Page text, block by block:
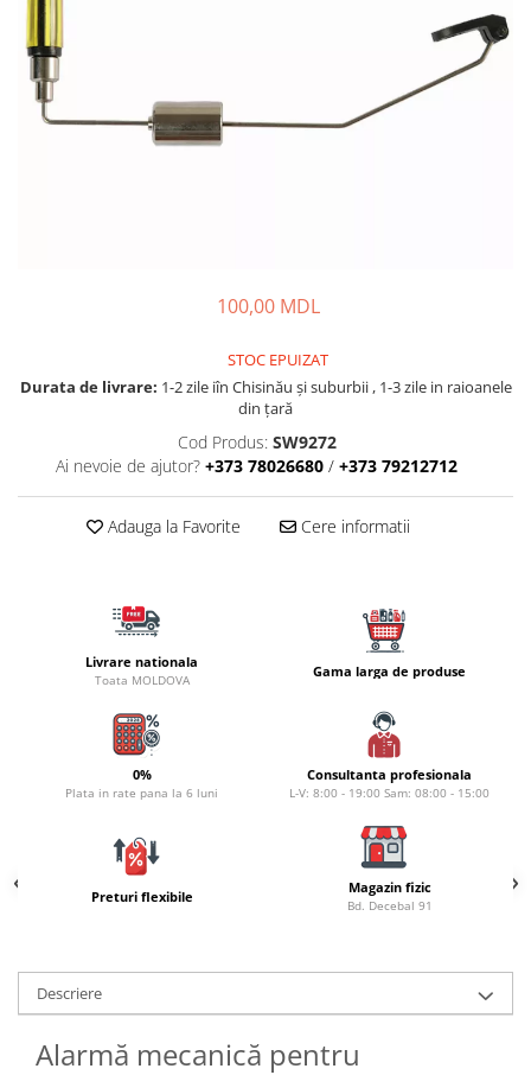
Fire feeder, stationar
Plute si Indicatoare
Platforme feeder, suporturi,
tripoduri
Plumbi, cosulete, momitoare
Lansete la rapitor
Fire rapitor
Greutati la rapitor
Monturi rapitor
Forfaci la rapitor
Momeli la rapitor
Momeala artificiala
Pescuit la copca
Genti
100,00 MDL
STOC EPUIZAT
Durata de livrare: 1-2 zile iîn Chisinău şi suburbii , 1-3 zile in raioanele
din țară
Cod Produs: SW9272
Ai nevoie de ajutor? +373 78026680 / +373 79212712
Adauga la Favorite Cere informatii
Livrare nationala
Toata MOLDOVA
Gama larga de produse
0%
Plata in rate pana la 6 luni
Consultanta profesionala
L-V: 8:00 - 19:00 Sam: 08:00 - 15:00
Preturi flexibile Magazin fizic
Bd. Decebal 91
Descriere
Alarmă mecanică pentru